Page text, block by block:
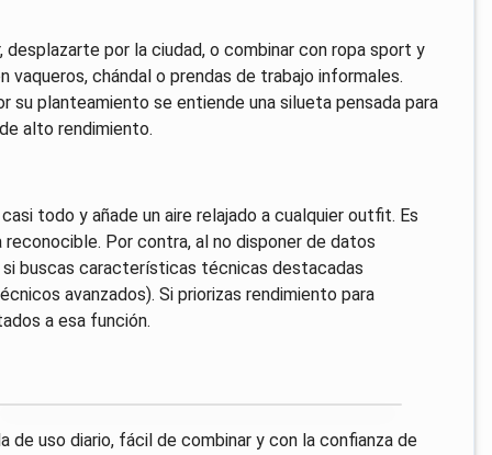
por la ciudad, o combinar con ropa sport y
vaqueros, chándal o prendas de trabajo informales.
planteamiento se entiende una silueta pensada para
alto rendimiento.
todo y añade un aire relajado a cualquier outfit. Es
reconocible. Por contra, al no disponer de datos
buscas características técnicas destacadas
avanzados). Si priorizas rendimiento para
a esa función.
de uso diario, fácil de combinar y con la confianza de